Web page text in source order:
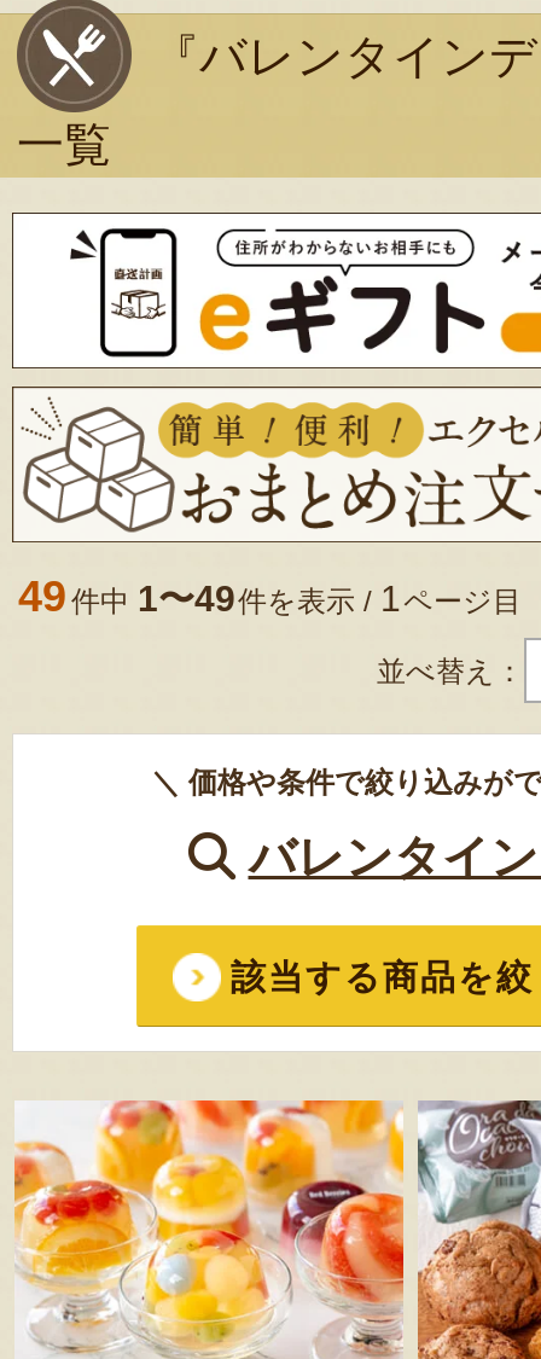
『バレンタイン
一覧
49件中 1〜49件を表示 / 1ページ目
並べ替え：
＼ 価格や条件で絞り込みが
バレンタイ
該当する商品を